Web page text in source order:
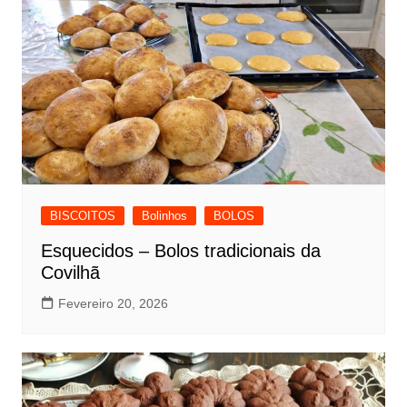
BISCOITOS Bolinhos BOLOS
Esquecidos – Bolos tradicionais da
Covilhã
Fevereiro 20, 2026